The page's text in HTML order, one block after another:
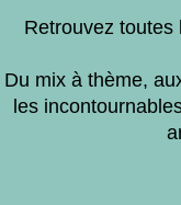
Retrouvez
Du mix à thème,
les